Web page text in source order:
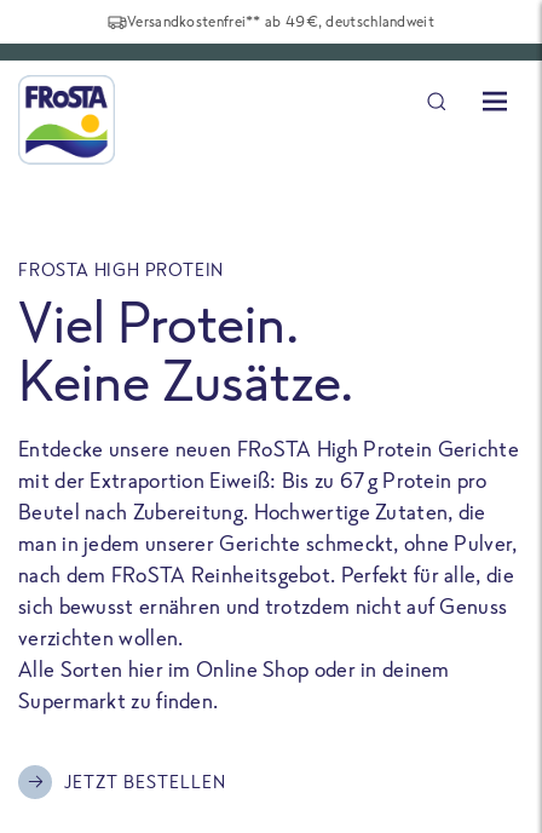
Versandkostenfrei** ab 49€, deutschlandweit
FROSTA HIGH PROTEIN
Viel Protein.
Keine Zusätze.
Entdecke unsere neuen FRoSTA High Protein Gerichte
mit der Extraportion Eiweiß: Bis zu 67 g Protein pro
Beutel nach Zubereitung. Hochwertige Zutaten, die
man in jedem unserer Gerichte schmeckt, ohne Pulver,
nach dem FRoSTA Reinheitsgebot. Perfekt für alle, die
sich bewusst ernähren und trotzdem nicht auf Genuss
verzichten wollen.
Alle Sorten hier im Online Shop oder in deinem
Supermarkt zu finden.
JETZT BESTELLEN